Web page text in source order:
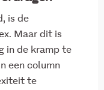
is de
Maar dit is
in de kramp te
een column
te